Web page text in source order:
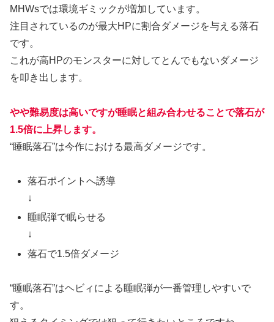
MHWsでは環境ギミックが増加しています。
注目されているのが最大HPに割合ダメージを与える落石
です。
これが高HPのモンスターに対してとんでもないダメージ
を叩き出します。
やや難易度は高いですが睡眠と組み合わせることで落石が
1.5倍に上昇します。
“睡眠落石”は今作における最高ダメージです。
落石ポイントへ誘導
↓
睡眠弾で眠らせる
↓
落石で1.5倍ダメージ
“睡眠落石”はヘビィによる睡眠弾が一番管理しやすいで
す。